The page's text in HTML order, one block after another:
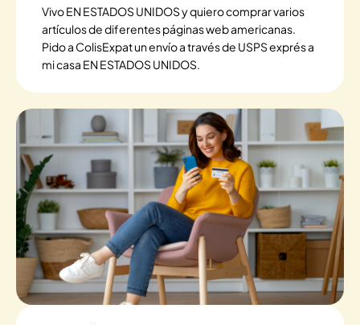
Vivo EN ESTADOS UNIDOS y quiero comprar varios
artículos de diferentes páginas web americanas.
Pido a ColisExpat un envío a través de USPS exprés a
mi casa EN ESTADOS UNIDOS.